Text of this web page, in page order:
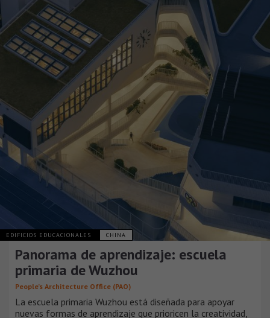
EDIFICIOS EDUCACIONALES CHINA
Panorama de aprendizaje: escuela
primaria de Wuzhou
People’s Architecture Office (PAO)
La escuela primaria Wuzhou está diseñada para apoyar
nuevas formas de aprendizaje que prioricen la creatividad,